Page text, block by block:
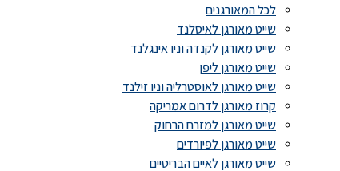
לכל המאורגנים
שייט מאורגן לאיסלנד
שייט מאורגן לקנדה וניו אינגלנד
שייט מאורגן ליפן
שייט מאורגן לאוסטרליה וניו זילנד
קרוז מאורגן לדרום אמריקה
שייט מאורגן למזרח הרחוק
שייט מאורגן לפיורדים
שייט מאורגן לאיים הבריטיים